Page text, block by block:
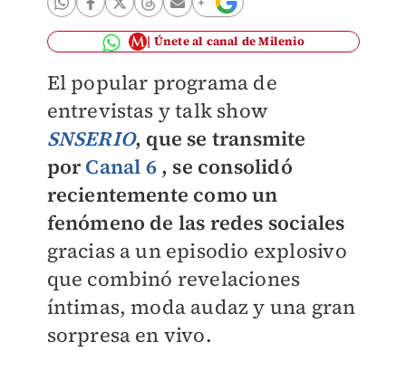
Únete al canal de Milenio
El popular programa de
entrevistas y talk show
SNSERIO, que se transmite
porCanal 6 , se consolidó
recientemente como un
fenómeno de las redes sociales
gracias a un episodio explosivo
que combinó revelaciones
íntimas, moda audaz y una gran
sorpresa en vivo.